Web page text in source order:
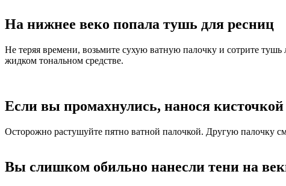
На нижнее веко попала тушь для ресниц
Не теряя времени, возьмите сухую ватную палочку и сотрите
жидком тональном средстве.
Если вы промахнулись, нанося
Осторожно растушуйте пятно ватной палочкой. Другую палочку
Вы слишком обильно нанесли тени на